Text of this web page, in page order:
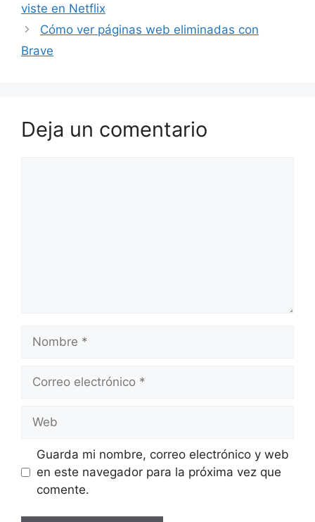
viste en Netflix
Cómo ver páginas web eliminadas con
Brave
Deja un comentario
electrónico
Guarda mi nombre, correo electrónico y web
en este navegador para la próxima vez que
comente.